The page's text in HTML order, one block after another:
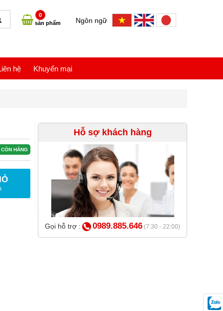
0
sản phẩm
Ngôn ngữ
hệ Khuyến mại
CÒN HÀNG
Hỗ sợ khách hàng
Gọi hỗ trợ : 0989.885.646 (7:30 - 22:00)